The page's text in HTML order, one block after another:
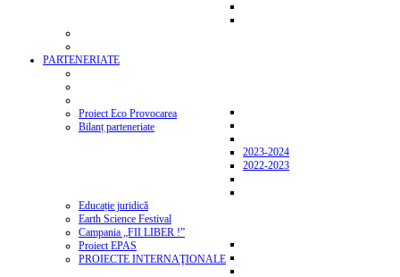
PARTENERIATE
Proiect Eco Provocarea
Bilanț parteneriate
2023-2024
2022-2023
Educație juridică
Earth Science Festival
Campania „FII LIBER !”
Proiect EPAS
PROIECTE INTERNAŢIONALE